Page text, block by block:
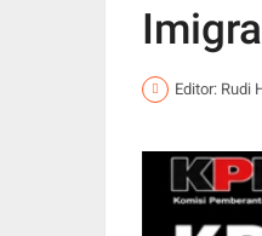
Editor: Rudi